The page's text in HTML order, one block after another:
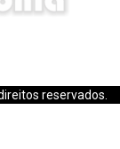
reservados.